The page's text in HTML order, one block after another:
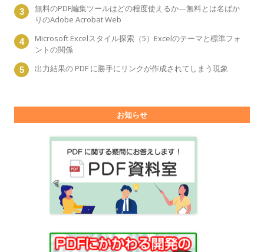
無料のPDF編集ツールはどの程度使えるか―無料とは名ばか
りのAdobe Acrobat Web
Microsoft Excelスタイル探索（5）Excelのテーマと標準フォ
ントの関係
出力結果の PDF に勝手にリンクが作成されてしまう現象
お知らせ